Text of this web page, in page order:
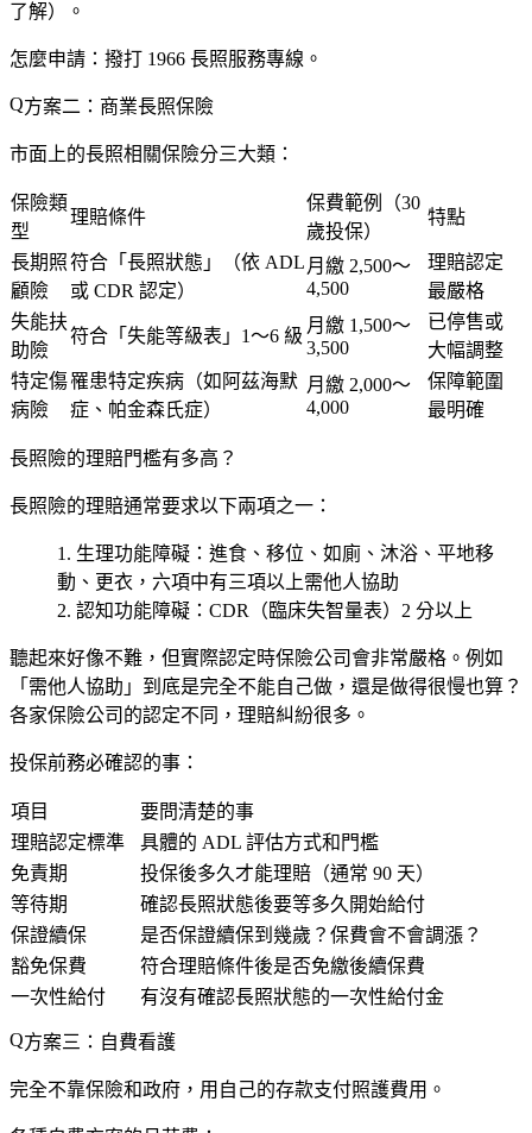
了解）。
怎麼申請 ：撥打 1966 長照服務專線。
方案二：商業長照保險
市面上的長照相關保險分三大類：
保險類
型
理賠條件
保費範例（30
歲投保）
特點
長期照
顧險
符合「長照狀態」（依 ADL
或 CDR 認定）
月繳 2,500～
4,500
理賠認定
最嚴格
失能扶
助險
符合「失能等級表」1～6 級
月繳 1,500～
3,500
已停售或
大幅調整
特定傷
病險
罹患特定疾病（如阿茲海默
症、帕金森氏症）
月繳 2,000～
4,000
保障範圍
最明確
長照險的理賠門檻有多高？
長照險的理賠通常要求以下兩項之一：
生理功能障礙 ：進食、移位、如廁、沐浴、平地移
動、更衣，六項中有三項以上需他人協助
認知功能障礙 ：CDR（臨床失智量表）2 分以上
聽起來好像不難，但實際認定時保險公司會非常嚴格。例如
「需他人協助」到底是完全不能自己做，還是做得很慢也算？
各家保險公司的認定不同，理賠糾紛很多。
投保前務必確認的事：
項目
要問清楚的事
理賠認定標準
具體的 ADL 評估方式和門檻
免責期
投保後多久才能理賠（通常 90 天）
等待期
確認長照狀態後要等多久開始給付
保證續保
是否保證續保到幾歲？保費會不會調漲？
豁免保費
符合理賠條件後是否免繳後續保費
一次性給付
有沒有確認長照狀態的一次性給付金
方案三：自費看護
完全不靠保險和政府，用自己的存款支付照護費用。